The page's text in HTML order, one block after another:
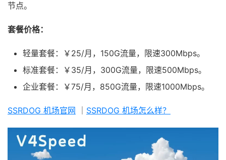
节点。
套餐价格：
轻量套餐：￥25/月，150G流量，限速300Mbps。
标准套餐：￥35/月，300G流量，限速500Mbps。
企业套餐：￥75/月，850G流量，限速1000Mbps。
SSRDOG 机场官网 SSRDOG 机场怎么样？